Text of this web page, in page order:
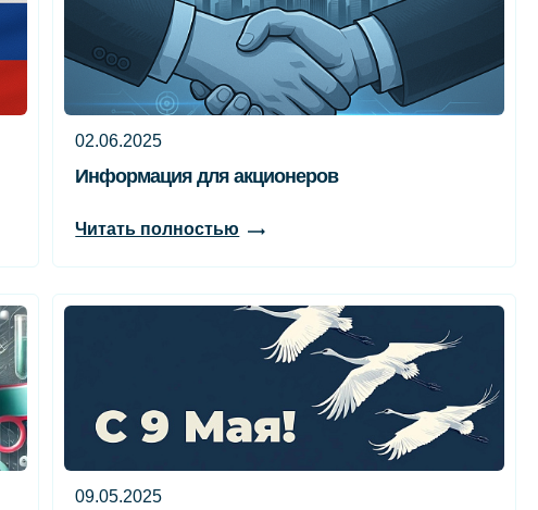
02.06.2025
Информация для акционеров
Читать полностью
09.05.2025